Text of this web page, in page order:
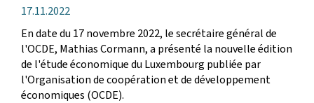
Verëffentlechungsdatum
17.11.2022
En date du 17 novembre 2022, le secrétaire général de
l'OCDE, Mathias Cormann, a présenté la nouvelle édition
de l'étude économique du Luxembourg publiée par
l'Organisation de coopération et de développement
économiques (OCDE).